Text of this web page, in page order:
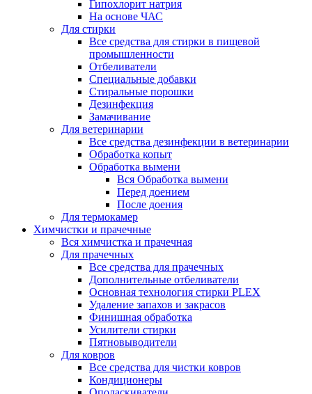
Гипохлорит натрия
На основе ЧАС
Для стирки
Все средства для стирки в пищевой
промышленности
Отбеливатели
Специальные добавки
Стиральные порошки
Дезинфекция
Замачивание
Для ветеринарии
Все средства дезинфекции в ветеринарии
Обработка копыт
Обработка вымени
Вся Обработка вымени
Перед доением
После доения
Для термокамер
Химчистки и прачечные
Вся химчистка и прачечная
Для прачечных
Все средства для прачечных
Дополнительные отбеливатели
Основная технология стирки PLEX
Удаление запахов и закрасов
Финишная обработка
Усилители стирки
Пятновыводители
Для ковров
Все средства для чистки ковров
Кондиционеры